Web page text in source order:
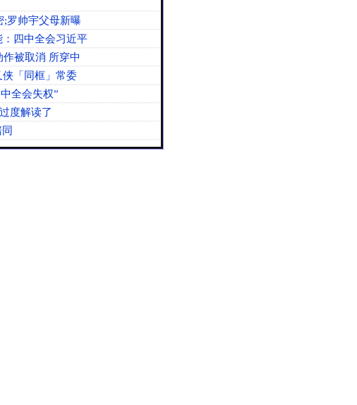
;罗帅宇父母新曝
：四中全会习近平
作被取消 所穿中
侠「同框」常委
全会失权”
度解读了